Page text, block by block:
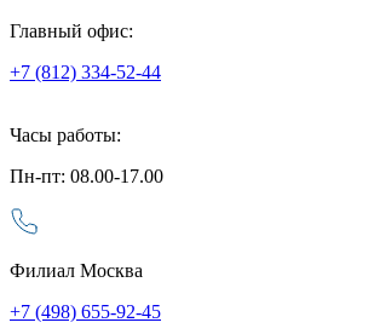
Главный офис:
+7 (812) 334-52-44
Часы работы:
Пн-пт: 08.00-17.00
Филиал Москва
+7 (498) 655-92-45